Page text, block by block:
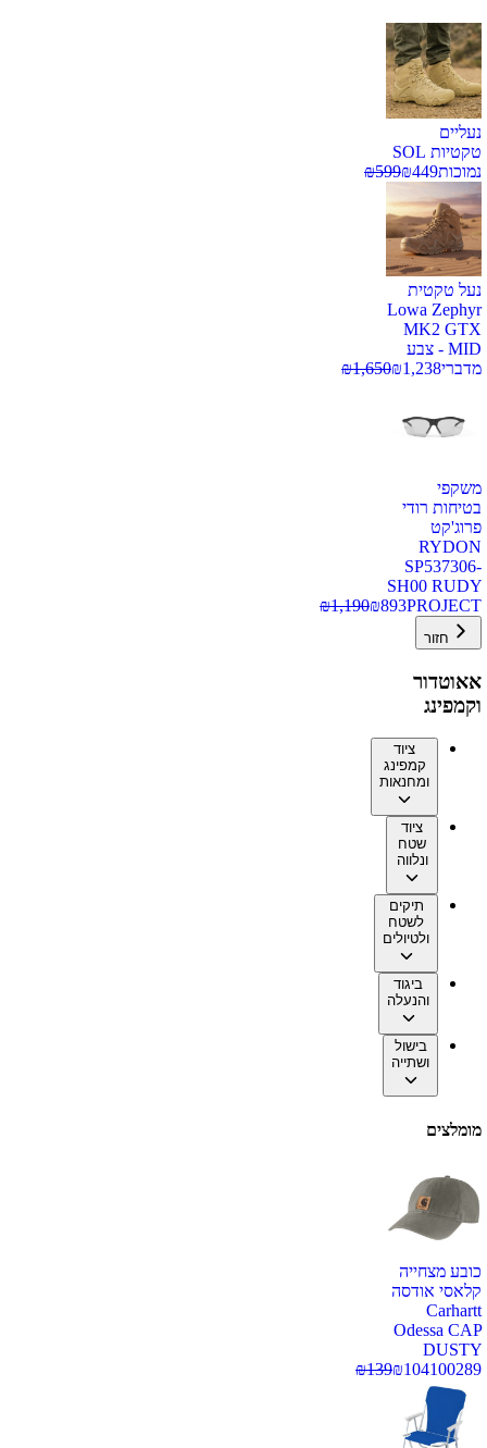
נעליים
טקטיות SOL
נמוכות
₪449
₪599
נעל טקטית
Lowa Zephyr
MK2 GTX
MID - צבע
מדברי
₪1,238
₪1,650
משקפי
בטיחות רודי
פרוג'קט
RYDON
SP537306-
SH00 RUDY
PROJECT
₪893
₪1,190
חזור
אאוטדור
וקמפינג
ציוד
קמפינג
ומחנאות
ציוד
שטח
ונלווה
תיקים
לשטח
ולטיולים
ביגוד
והנעלה
בישול
ושתייה
מומלצים
כובע מצחייה
קלאסי אודסה
Carhartt
Odessa CAP
DUSTY
100289
₪104
₪139